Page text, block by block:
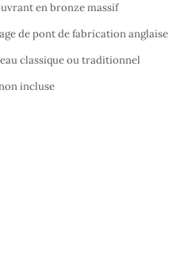
en bronze massif
de pont de fabrication anglaise
classique ou traditionnel
incluse